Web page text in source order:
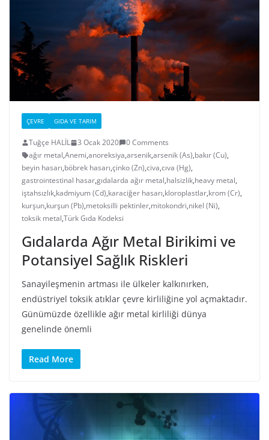
ÇEVRE GIDA VE TARIM
Tuğçe HALİL 3 Ocak 2020
0 Comments
ağır metal,Anemi,anoreksiya,arsenik,arsenik (As),bakır (Cu),
beyin hasarı,böbrek hasarı,çinko (Zn),civa,cıva (Hg),
gastrointestinal hasar,gıdalarda ağır metal,halsizlik,heavy metal,
iştahsızlık,kadmiyum (Cd),karaciğer hasarı,kloroplastlar,krom (Cr),
kurşun,kurşun (Pb),metoksilli pektinler,mitokondri,nikel (Ni),
toksik metal,Türk Gıda Kodeksi
Gıdalarda Ağır Metal Birikimi ve
Potansiyel Sağlık Riskleri
Sanayileşmenin artması ile ülkeler kalkınırken,
endüstriyel toksik atıklar çevre kirliliğine yol açmaktadır.
Günümüzde özellikle ağır metal kirliliği dünya
genelinde önemli
Read More